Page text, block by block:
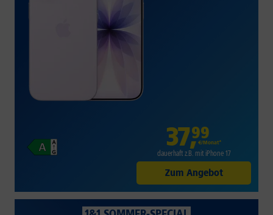
37,99
€/Monat*
dauerhaft z.B. mit iPhone 17
Zum Angebot